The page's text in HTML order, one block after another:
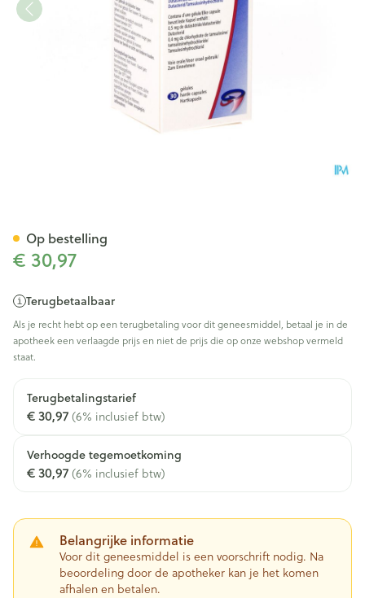
€ 30,97
Terugbetaalbaar
Als je recht hebt op een terugbetaling voor dit geneesmiddel, betaal je in de
apotheek een verlaagde prijs en niet de prijs die op onze webshop vermeld
staat.
Terugbetalingstarief
€ 30,97 (6% inclusief btw)
Verhoogde tegemoetkoming
€ 30,97 (6% inclusief btw)
Belangrijke informatie
Voor dit geneesmiddel is een voorschrift nodig. Na
beoordeling door de apotheker kan je het komen
afhalen en betalen.
Op bestelling